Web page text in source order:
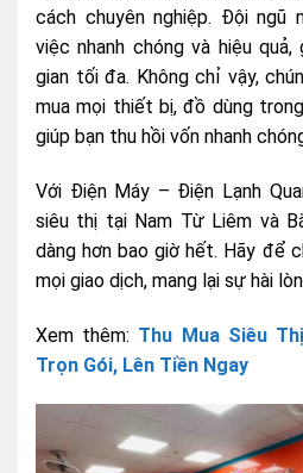
cách chuyên nghiệp. Đội ngũ
việc nhanh chóng và hiệu
gian tối đa. Không chỉ vậy,
mua mọi thiết bị, đồ dùng
giúp bạn thu hồi vốn nhanh
Với Điện Máy – Điện Lạnh
siêu thị tại Nam Từ Liêm và
dàng hơn bao giờ hết. Hãy để
mọi giao dịch, mang lại sự hài
Xem thêm: Thu Mua Siêu
Trọn Gói, Lên Tiền Ngay